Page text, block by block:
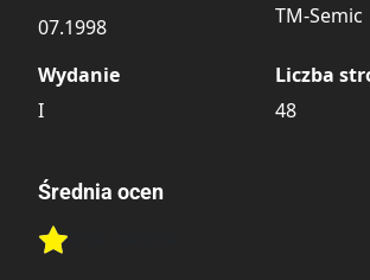
07.1998
TM-Semic
Wydanie
I
Liczba
48
Średnia ocen
Rate this item: